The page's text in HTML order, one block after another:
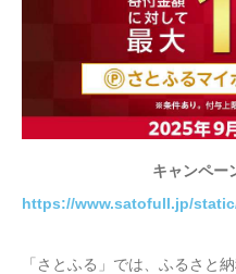
キャンペー
https://www.satofull.jp/
「さとふる」では、ふるさと